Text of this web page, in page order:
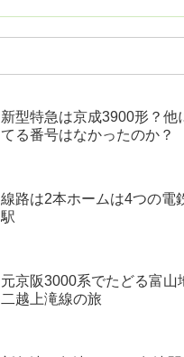
新型特急は京成3900形？他
てる番号はなかったのか？
線路は2本ホームは4つの電
駅
元京阪3000系でたどる富山
二越上滝線の旅